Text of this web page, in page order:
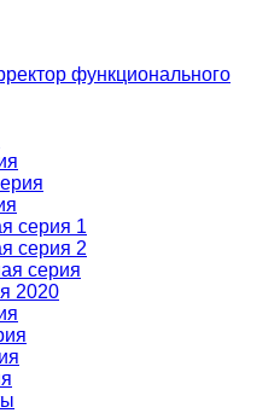
функционального
серия 1
серия 2
серия
2020